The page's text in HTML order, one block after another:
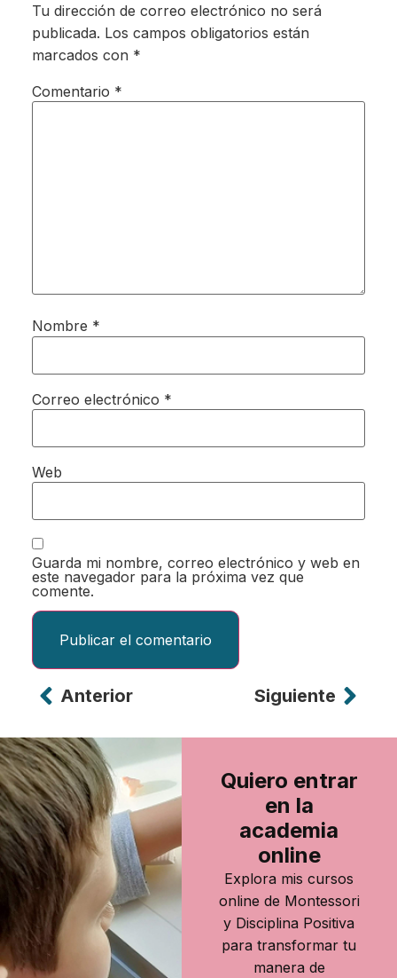
Tu dirección de correo electrónico no será
publicada. Los campos obligatorios están
marcados con *
Comentario *
Nombre *
Correo electrónico *
Web
Guarda mi nombre, correo electrónico y web en
este navegador para la próxima vez que
comente.
Alternative:
Anterior Siguiente
Quiero entrar
en la
academia
online
Explora mis cursos
online de Montessori
y Disciplina Positiva
para transformar tu
manera de